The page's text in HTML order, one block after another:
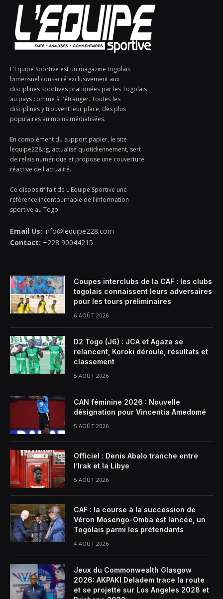
L'Equipe Sportive est un magazine togolais
bimensuel consacré exclusivement aux
disciplines sportives pratiquées par les Togolais
au pays comme à l'étranger. Toutes les
disciplines y trouvent leur place, des plus
populaires au moins médiatisées.
En complément du support papier, le site
lequipe228.tg, actualisé quotidiennement, sert
de relais numérique et propose une couverture
réactive de l'actualité.
Ce dispositif fait de L'Equipe Sportive une
référence incontournable de l'information
sportive au Togo.
Email Us: info@lequipe228.com
Contact: +228 90044215
Coupes interclubs de la CAF : les clubs
togolais connaissent leurs adversaires
pour les tours préliminaires
6 AOÛT 2026
D2 Togo (J6) : JCA et Agaza se
relancent, Koroki déroule, résultats et
classement
5 AOÛT 2026
CAN féminine 2026 : Nouvelle
désignation pour Vincentia Amedomé
5 AOÛT 2026
Officiel : Denis Abalo tranche entre
l’Irak et la Libye
5 AOÛT 2026
CAF : la course à la succession de
Véron Mosengo-Omba est lancée, un
Togolais parmi les prétendants
4 AOÛT 2026
Jeux du Commonwealth Glasgow
2026: AKPAKI Deladem trace la route
et se projette sur Los Angeles 2028 et